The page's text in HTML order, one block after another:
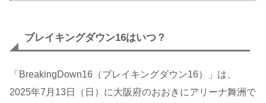
ブレイキングダウン16はいつ？
「BreakingDown16（ブレイキングダウン16）」は、
2025年7月13日（日）に大阪府のおおきにアリーナ舞洲で